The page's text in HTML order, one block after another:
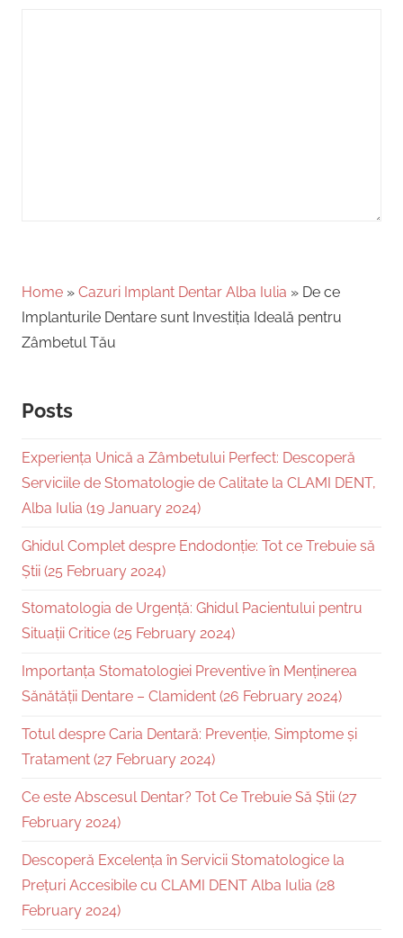
Home » Cazuri Implant Dentar Alba Iulia » De ce
Implanturile Dentare sunt Investiția Ideală pentru
Zâmbetul Tău
Posts
Experiența Unică a Zâmbetului Perfect: Descoperă
Serviciile de Stomatologie de Calitate la CLAMI DENT,
Alba Iulia (19 January 2024)
Ghidul Complet despre Endodonție: Tot ce Trebuie să
Știi (25 February 2024)
Stomatologia de Urgență: Ghidul Pacientului pentru
Situații Critice (25 February 2024)
Importanța Stomatologiei Preventive în Menținerea
Sănătății Dentare – Clamident (26 February 2024)
Totul despre Caria Dentară: Prevenție, Simptome și
Tratament (27 February 2024)
Ce este Abscesul Dentar? Tot Ce Trebuie Să Știi (27
February 2024)
Descoperă Excelența în Servicii Stomatologice la
Prețuri Accesibile cu CLAMI DENT Alba Iulia (28
February 2024)